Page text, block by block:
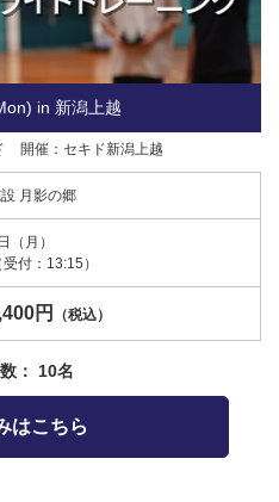
in 新潟上越
開催：セキド新潟上越
月影の郷
（月）
付：13:15）
円 （税込）
： 10名
はこちら